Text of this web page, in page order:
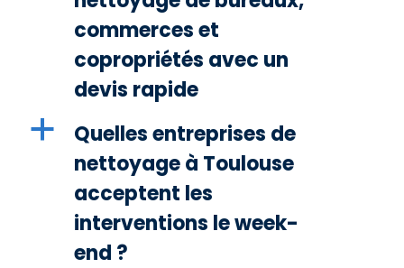
commerces et
copropriétés avec un
devis rapide
a
Quelles entreprises de
nettoyage à Toulouse
acceptent les
interventions le week-
end ?